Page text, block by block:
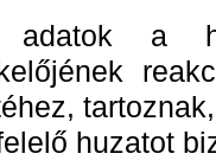
a
huzatot